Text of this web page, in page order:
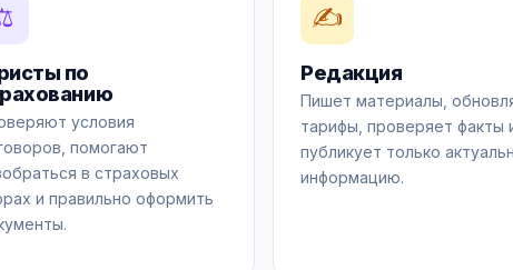
по
условия
помогают
в страховых
и правильно оформить
✍️
Редакция
Пишет материалы,
тарифы, проверяет факты
публикует только
информацию.